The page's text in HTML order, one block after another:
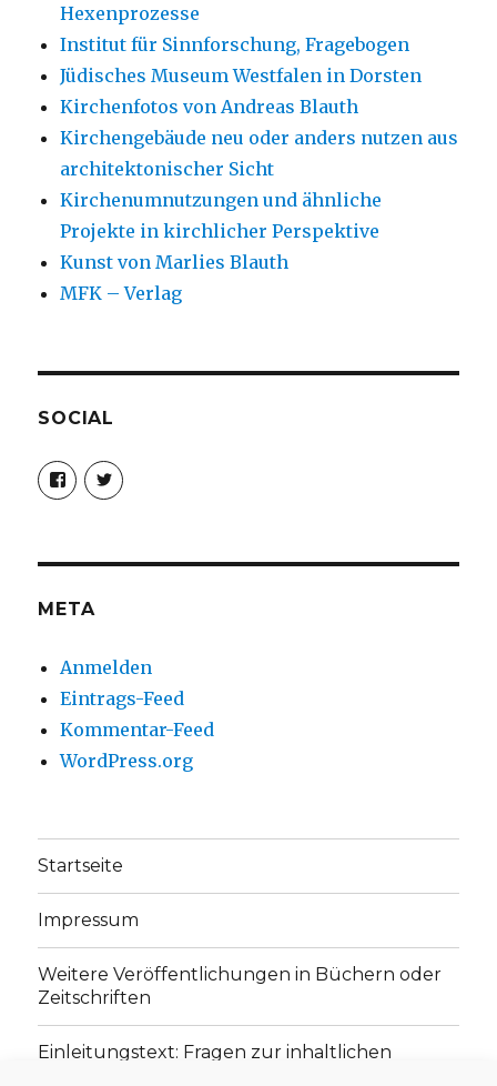
Hexenprozesse
Institut für Sinnforschung, Fragebogen
Jüdisches Museum Westfalen in Dorsten
Kirchenfotos von Andreas Blauth
Kirchengebäude neu oder anders nutzen aus
architektonischer Sicht
Kirchenumnutzungen und ähnliche
Projekte in kirchlicher Perspektive
Kunst von Marlies Blauth
MFK – Verlag
SOCIAL
Profil
von
christoph.fleischer1
anzeigen
Profil
von
anzeigen
META
Anmelden
Eintrags-Feed
Kommentar-Feed
WordPress.org
Startseite
Impressum
Weitere Veröffentlichungen in Büchern oder
Zeitschriften
Einleitungstext: Fragen zur inhaltlichen